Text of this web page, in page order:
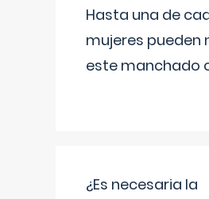
Hasta una de
mujeres pueden
este manchado
¿Es necesaria la